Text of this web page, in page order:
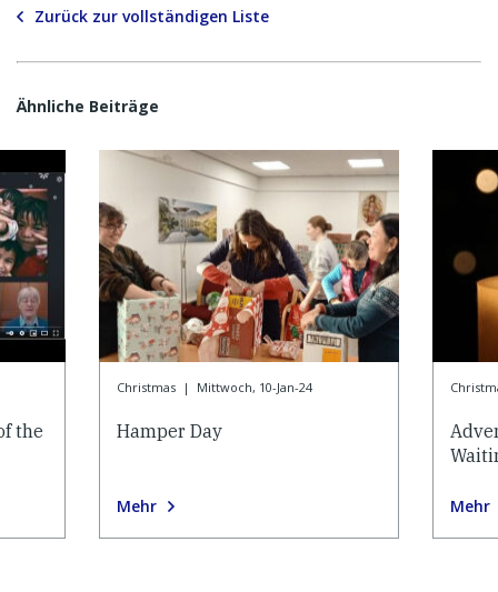
Zurück zur vollständigen Liste
Ähnliche Beiträge
the
Christmas | Mittwoch, 10-Jan-24
Hamper Day
Mehr Mehr